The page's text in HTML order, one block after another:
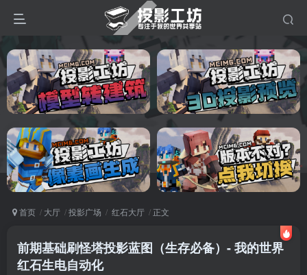
首页 大厅 投影广场 红石大厅 正文
前期基础刷怪塔投影蓝图（生存必备）- 我的世界
红石生电自动化